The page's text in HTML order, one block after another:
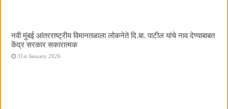
नवी मुंबई आंतरराष्ट्रीय विमानतळाला लोकनेते दि.बा. पाटील यांचे नाव देण्याबाबत
केंद्र सरकार सकारात्मक
31st January 2026